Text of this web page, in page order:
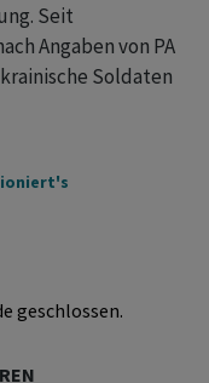
Seit
Angaben von PA
Soldaten
geschlossen.